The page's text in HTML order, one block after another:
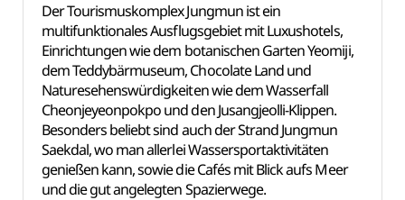
Der Tourismuskomplex Jungmun ist ein
multifunktionales Ausflugsgebiet mit Luxushotels,
Einrichtungen wie dem botanischen Garten Yeomiji,
dem Teddybärmuseum, Chocolate Land und
Naturesehenswürdigkeiten wie dem Wasserfall
Cheonjeyeonpokpo und den Jusangjeolli-Klippen.
Besonders beliebt sind auch der Strand Jungmun
Saekdal, wo man allerlei Wassersportaktivitäten
genießen kann, sowie die Cafés mit Blick aufs Meer
und die gut angelegten Spazierwege.